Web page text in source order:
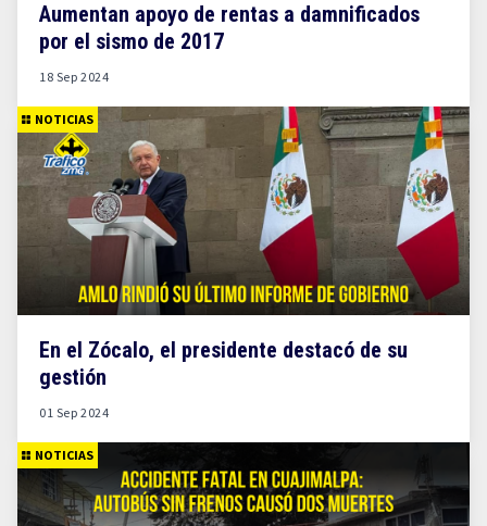
Aumentan apoyo de rentas a damnificados
por el sismo de 2017
18 Sep 2024
NOTICIAS
En el Zócalo, el presidente destacó de su
gestión
01 Sep 2024
NOTICIAS